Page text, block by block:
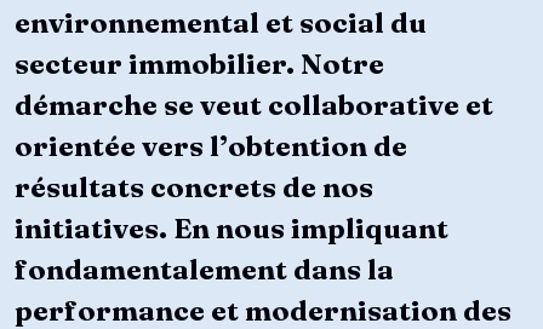
environnemental et social du
secteur immobilier. Notre
démarche se veut collaborative et
orientée vers l’obtention de
résultats concrets de nos
initiatives. En nous impliquant
fondamentalement dans la
performance et modernisation des